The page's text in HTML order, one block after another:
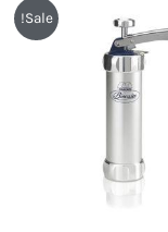
Sale!
הנוכחי
הוא:
₪149.